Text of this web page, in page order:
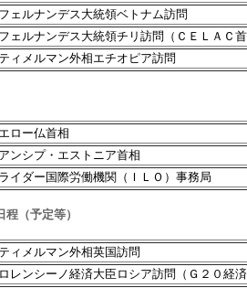
フェルナンデス大統領ベトナム訪問
フェルナンデス大統領チリ訪問（ＣＥＬＡＣ
ティメルマン外相エチオピア訪問
エロー仏首相
アンシプ・エストニア首相
ライダー国際労働機関（ＩＬＯ）事務局
程（予定等）
ティメルマン外相英国訪問
ロレンシーノ経済大臣ロシア訪問（Ｇ２０経